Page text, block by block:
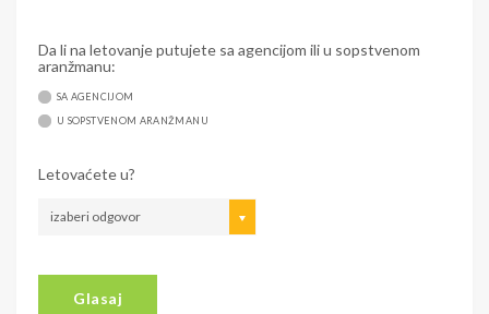
Da li na letovanje putujete sa agencijom ili u sopstvenom
aranžmanu:
SA AGENCIJOM
U SOPSTVENOM ARANŽMANU
Letovaćete u?
izaberi odgovor
Glasaj